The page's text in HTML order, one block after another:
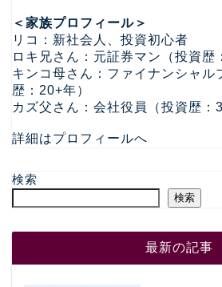
＜家族プロフィール＞
リコ：新社会人、投資初心者
ロキ兄さん：元証券マン（投資歴
キンコ母さん：ファイナンシャル
歴：20+年）
カズ父さん：会社役員（投資歴：
詳細はプロフィールへ
検索
検索
最新の記事